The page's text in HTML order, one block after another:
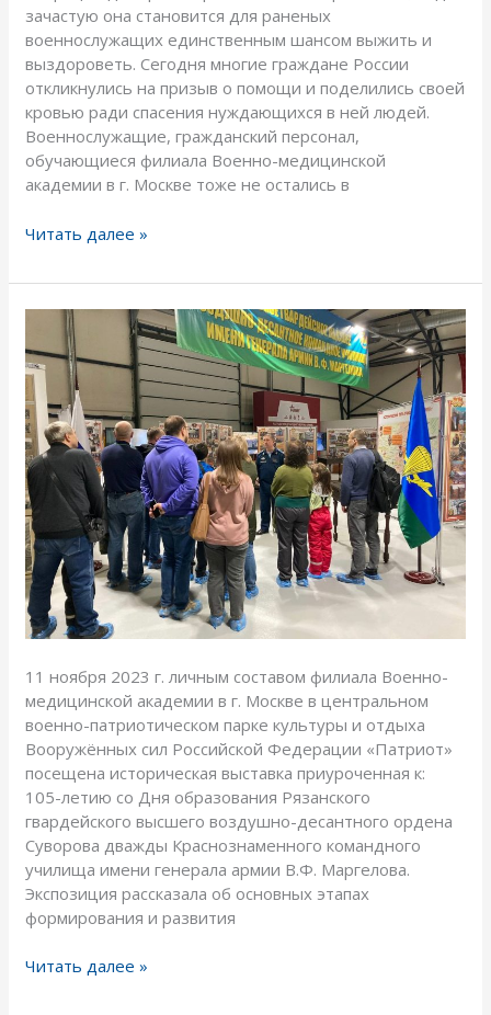
зачастую она становится для раненых
военнослужащих единственным шансом выжить и
выздороветь. Сегодня многие граждане России
откликнулись на призыв о помощи и поделились своей
кровью ради спасения нуждающихся в ней людей.
Военнослужащие, гражданский персонал,
обучающиеся филиала Военно-медицинской
академии в г. Москве тоже не остались в
Читать далее »
11 ноября 2023 г. личным составом филиала Военно-
медицинской академии в г. Москве в центральном
военно-патриотическом парке культуры и отдыха
Вооружённых сил Российской Федерации «Патриот»
посещена историческая выставка приуроченная к:
105-летию со Дня образования Рязанского
гвардейского высшего воздушно-десантного ордена
Суворова дважды Краснознаменного командного
училища имени генерала армии В.Ф. Маргелова.
Экспозиция рассказала об основных этапах
формирования и развития
Посещение
Экспозиции
личным
составом
филиала
Читать далее »